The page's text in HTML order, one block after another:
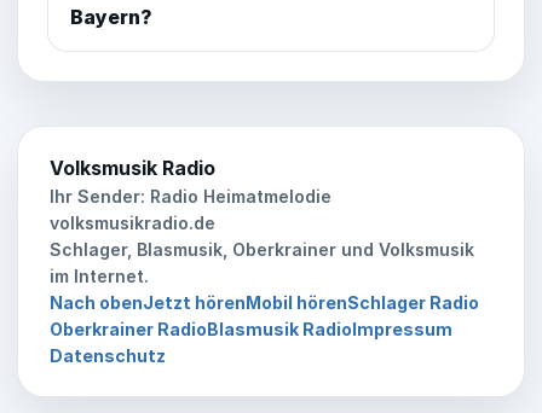
Bayern?
Volksmusik Radio
Ihr Sender: Radio Heimatmelodie
volksmusikradio.de
Schlager, Blasmusik, Oberkrainer und Volksmusik
im Internet.
Nach obenJetzt hörenMobil hörenSchlager Radio
Oberkrainer RadioBlasmusik RadioImpressum
Datenschutz
Jetzt
Radio Heimatmelodie hören